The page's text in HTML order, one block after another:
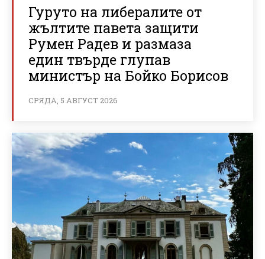
Гуруто на либералите от
жълтите павета защити
Румен Радев и размаза
един твърде глупав
министър на Бойко Борисов
СРЯДА, 5 АВГУСТ 2026